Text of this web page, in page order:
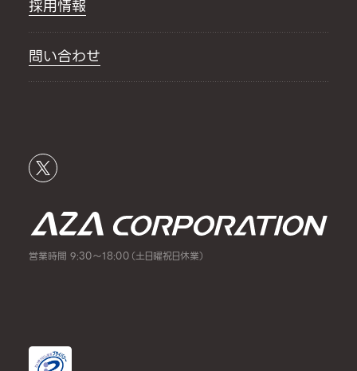
採用情報
問い合わせ
営業時間 9:30～18:00（土日曜祝日休業）